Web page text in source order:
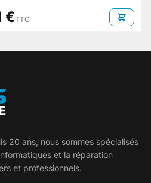
€TTC
20 ans, nous sommes spécialisés
et la réparation
et professionnels.